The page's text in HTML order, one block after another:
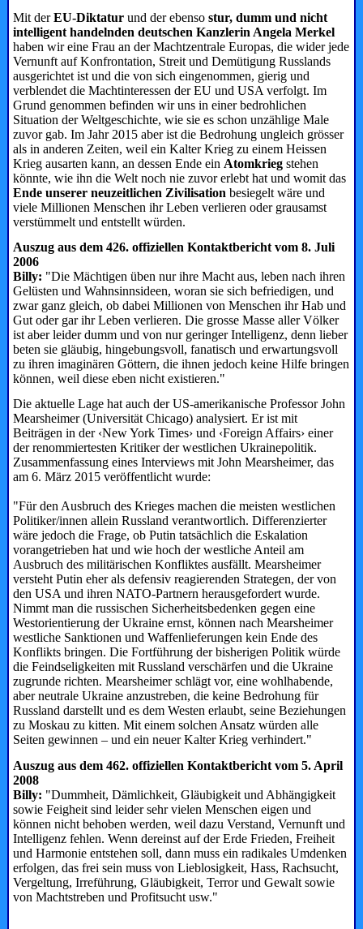
Mit derEU-Diktatur und der ebensostur, dumm und nicht
intelligent handelnden deutschen Kanzlerin Angela Merkel
haben wir eine Frau an der Machtzentrale Europas, die wider jede
Vernunft auf Konfrontation, Streit und Demütigung Russlands
ausgerichtet ist und die von sich eingenommen, gierig und
verblendet die Machtinteressen der EU und USA verfolgt. Im
Grund genommen befinden wir uns in einer bedrohlichen
Situation der Weltgeschichte, wie sie es schon unzählige Male
zuvor gab. Im Jahr 2015 aber ist die Bedrohung ungleich grösser
als in anderen Zeiten, weil ein Kalter Krieg zu einem Heissen
Krieg ausarten kann, an dessen Ende ein Atomkrieg stehen
könnte, wie ihn die Welt noch nie zuvor erlebt hat und womit das
Ende unserer neuzeitlichen Zivilisation besiegelt wäre und
viele Millionen Menschen ihr Leben verlieren oder grausamst
verstümmelt und entstellt würden.
Auszug aus dem 426. offiziellen Kontaktbericht vom 8. Juli
2006
Billy: "Die Mächtigen üben nur ihre Macht aus, leben nach ihren
Gelüsten und Wahnsinnsideen, woran sie sich befriedigen, und
zwar ganz gleich, ob dabei Millionen von Menschen ihr Hab und
Gut oder gar ihr Leben verlieren. Die grosse Masse aller Völker
ist aber leider dumm und von nur geringer Intelligenz, denn lieber
beten sie gläubig, hingebungsvoll, fanatisch und erwartungsvoll
zu ihren ­imaginären Göttern, die ihnen jedoch keine Hilfe bringen
können, weil diese eben nicht existieren."
Die aktuelle Lage hat auch der US-amerikanische Professor John
Mearsheimer (Universität Chicago) analysiert. Er ist mit
Beiträgen in der ‹New York Times› und ‹Foreign Affairs› einer
der renommiertesten Kritiker der westlichen Ukrainepolitik.
Zusammenfassung eines Interviews mit John Mearsheimer, das
am 6. März 2015 veröffentlicht wurde:
"Für den Ausbruch des Krieges machen die meisten westlichen
Politiker/innen allein Russland verantwortlich. Differenzierter
wäre jedoch die Frage, ob Putin tatsächlich die Eskalation
vorangetrieben hat und wie hoch der westliche Anteil am
Ausbruch des militärischen Konfliktes ausfällt. Mearsheimer
versteht Putin eher als defensiv reagierenden Strategen, der von
den USA und ihren NATO-Partnern heraus­gefordert wurde.
Nimmt man die russischen Sicherheitsbedenken gegen eine
Westorientierung der Ukraine ernst, können nach Mearsheimer
westliche Sanktionen und Waffenlieferungen kein Ende des
Konflikts bringen. Die Fortführung der bisherigen Politik würde
die Feindseligkeiten mit Russland verschärfen und die Ukraine
zugrunde richten. Mearsheimer schlägt vor, eine wohlhabende,
aber neutrale Ukraine anzustreben, die keine Bedrohung für
Russland darstellt und es dem Westen erlaubt, seine ­Beziehungen
zu Moskau zu kitten. Mit einem solchen Ansatz würden alle
Seiten gewinnen – und ein neuer Kalter Krieg verhindert."
Auszug aus dem 462. offiziellen Kontaktbericht vom 5. April
2008
Billy: "Dummheit, Dämlichkeit, Gläubigkeit und Abhängigkeit
sowie Feigheit sind leider sehr vielen Menschen eigen und
können nicht behoben werden, weil dazu Verstand, Vernunft und
Intelligenz fehlen. Wenn dereinst auf der Erde Frieden, Freiheit
und Harmonie entstehen soll, dann muss ein radikales Umdenken
erfolgen, das frei sein muss von Lieblosigkeit, Hass, Rachsucht,
Vergeltung, Irreführung, Gläubigkeit, Terror und Gewalt sowie
von Machtstreben und Profitsucht usw."